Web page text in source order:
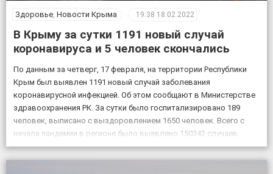
Здоровье, Новости Крыма 19:38 18.02.2022
В Крыму за сутки 1191 новый случай
коронавируса и 5 человек скончались
По данным за четверг, 17 февраля, на территории Республики
Крым был выявлен 1191 новый случай заболевания
коронавирусной инфекцией. Об этом сообщают в Министерстве
здравоохранения РК. За сутки было госпитализировано 189
человек, выписано с выздоровлением 1650 человек. Всего с
начала пандемии в регионе было выявлено 150342 случаев
заболевания коронавирусом, скончалось 4830 пациентов с
подтвержденным коронавирусом, в […]